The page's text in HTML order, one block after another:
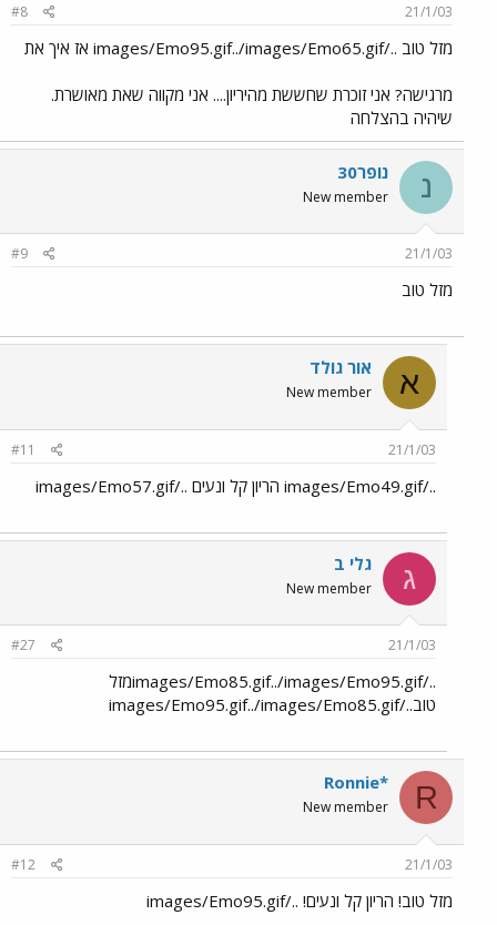
21/1/03
#8
מזל טוב ../images/Emo95.gif../images/Emo65.gif אז איך את
מרגישה? אני זוכרת שחששת מהיריון.... אני מקווה שאת מאושרת.
שיהיה בהצלחה
נ נופר30
New member
21/1/03
#9
מזל טוב
א אור גולד
New member
21/1/03
#11
../images/Emo49.gif הריון קל ונעים ../images/Emo57.gif
ג גלי ב
New member
21/1/03
#27
../images/Emo85.gif../images/Emo95.gifמזל
טוב../images/Emo95.gif../images/Emo85.gif
R
Ronnie*
New member
21/1/03
#12
מזל טוב! הריון קל ונעים! ../images/Emo95.gif